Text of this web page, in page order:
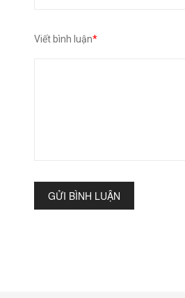
Viết bình luận*
GỬI BÌNH LUẬN